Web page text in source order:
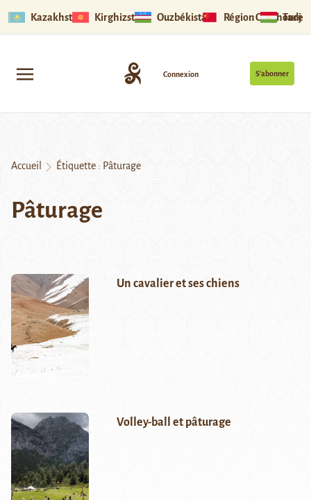
Kazakhstan Kirghizstan Ouzbékistan Région Ouïghoure
S’abonner
Connexion
Accueil Étiquette : Pâturage
Pâturage
Un cavalier et ses chiens
Volley-ball et pâturage